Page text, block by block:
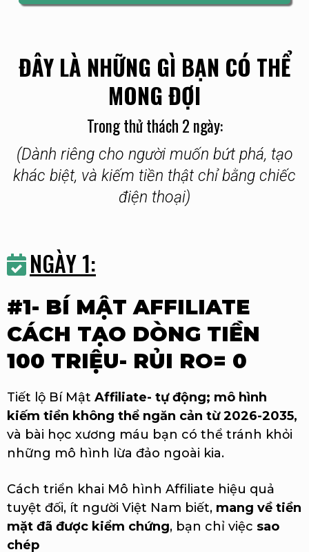
ĐÂY LÀ NHỮNG GÌ BẠN CÓ THỂ
MONG ĐỢI
Trong thử thách 2 ngày:
(Dành riêng cho người muốn bứt phá, tạo
khác biệt, và kiếm tiền thật chỉ bằng chiếc
điện thoại)
NGÀY 1:
#1- BÍ MẬT AFFILIATE
CÁCH TẠO DÒNG TIỀN
100 TRIỆU- RỦI RO= 0
Tiết lộ Bí Mật Affiliate- tự động; mô hình
kiếm tiền không thể ngăn cản từ 2026-2035,
và bài học xương máu bạn có thể tránh khỏi
những mô hình lừa đảo ngoài kia.
Cách triển khai Mô hình Affiliate hiệu quả
tuyệt đối, ít người Việt Nam biết, mang về tiền
mặt đã được kiểm chứng, bạn chỉ việc sao
chép